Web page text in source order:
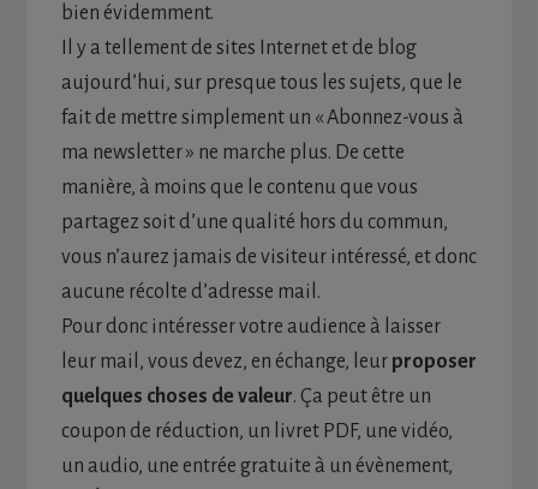
bien évidemment.
Il y a tellement de sites Internet et de blog
aujourd’hui, sur presque tous les sujets, que le
fait de mettre simplement un « Abonnez-vous à
ma newsletter » ne marche plus. De cette
manière, à moins que le contenu que vous
partagez soit d’une qualité hors du commun,
vous n’aurez jamais de visiteur intéressé, et donc
aucune récolte d’adresse mail.
Pour donc intéresser votre audience à laisser
leur mail, vous devez, en échange, leurproposer
quelques choses de valeur. Ça peut être un
coupon de réduction, un livret PDF, une vidéo,
un audio, une entrée gratuite à un évènement,